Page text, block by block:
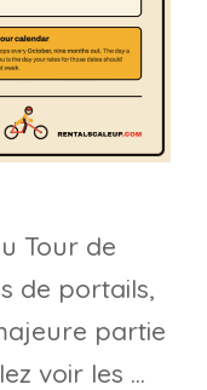
Tour de
de portails,
partie
voir les …